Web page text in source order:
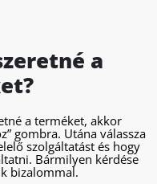
a
a terméket, akkor
gombra. Utána válassza
szolgáltatást és hogy
Bármilyen kérdése
bizalommal.